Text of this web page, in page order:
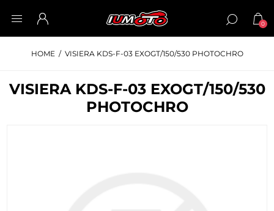
0
HOME / VISIERA KDS-F-03 EXOGT/150/530 PHOTOCHRO
VISIERA KDS-F-03 EXOGT/150/530
PHOTOCHRO